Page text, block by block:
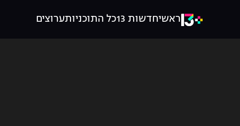
ראשיחדשות 13 כל התוכניותערוצים